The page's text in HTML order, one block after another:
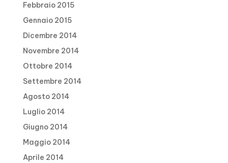
Febbraio 2015
Gennaio 2015
Dicembre 2014
Novembre 2014
Ottobre 2014
Settembre 2014
Agosto 2014
Luglio 2014
Giugno 2014
Maggio 2014
Aprile 2014